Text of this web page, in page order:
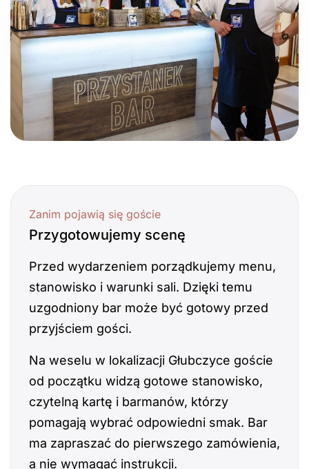
Zanim pojawią się goście
Przygotowujemy scenę
Przed wydarzeniem porządkujemy menu,
stanowisko i warunki sali. Dzięki temu
uzgodniony bar może być gotowy przed
przyjściem gości.
Na weselu w lokalizacji Głubczyce goście
od początku widzą gotowe stanowisko,
czytelną kartę i barmanów, którzy
pomagają wybrać odpowiedni smak. Bar
ma zapraszać do pierwszego zamówienia,
a nie wymagać instrukcji.